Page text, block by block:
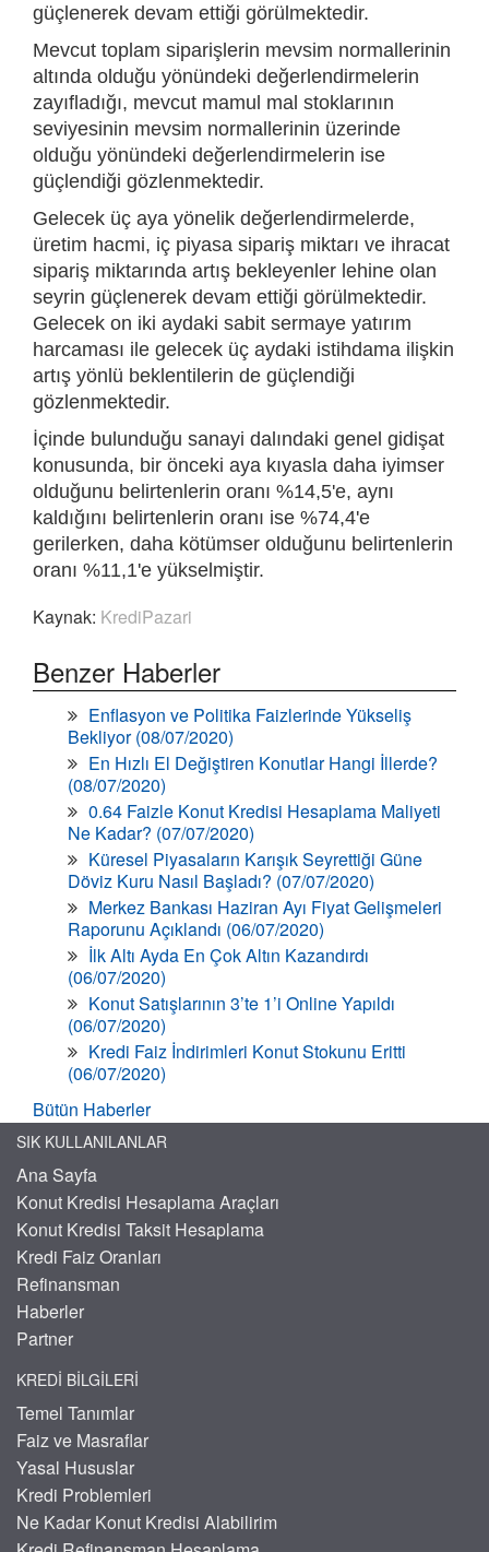
güçlenerek devam ettiği görülmektedir.
Mevcut toplam siparişlerin mevsim normallerinin
altında olduğu yönündeki değerlendirmelerin
zayıfladığı, mevcut mamul mal stoklarının
seviyesinin mevsim normallerinin üzerinde
olduğu yönündeki değerlendirmelerin ise
güçlendiği gözlenmektedir.
Gelecek üç aya yönelik değerlendirmelerde,
üretim hacmi, iç piyasa sipariş miktarı ve ihracat
sipariş miktarında artış bekleyenler lehine olan
seyrin güçlenerek devam ettiği görülmektedir.
Gelecek on iki aydaki sabit sermaye yatırım
harcaması ile gelecek üç aydaki istihdama ilişkin
artış yönlü beklentilerin de güçlendiği
gözlenmektedir.
İçinde bulunduğu sanayi dalındaki genel gidişat
konusunda, bir önceki aya kıyasla daha iyimser
olduğunu belirtenlerin oranı %14,5'e, aynı
kaldığını belirtenlerin oranı ise %74,4'e
gerilerken, daha kötümser olduğunu belirtenlerin
oranı %11,1'e yükselmiştir.
Kaynak: KrediPazari
Benzer Haberler
Enflasyon ve Politika Faizlerinde Yükseliş
Bekliyor (08/07/2020)
En Hızlı El Değiştiren Konutlar Hangi İllerde?
(08/07/2020)
0.64 Faizle Konut Kredisi Hesaplama Maliyeti
Ne Kadar? (07/07/2020)
Küresel Piyasaların Karışık Seyrettiği Güne
Döviz Kuru Nasıl Başladı? (07/07/2020)
Merkez Bankası Haziran Ayı Fiyat Gelişmeleri
Raporunu Açıklandı (06/07/2020)
İlk Altı Ayda En Çok Altın Kazandırdı
(06/07/2020)
Konut Satışlarının 3’te 1’i Online Yapıldı
(06/07/2020)
Kredi Faiz İndirimleri Konut Stokunu Eritti
(06/07/2020)
Bütün Haberler
SIK KULLANILANLAR
Ana Sayfa
Konut Kredisi Hesaplama Araçları
Konut Kredisi Taksit Hesaplama
Kredi Faiz Oranları
Refinansman
Haberler
Partner
KREDI BILGILERI
Temel Tanımlar
Faiz ve Masraflar
Yasal Hususlar
Kredi Problemleri
Ne Kadar Konut Kredisi Alabilirim